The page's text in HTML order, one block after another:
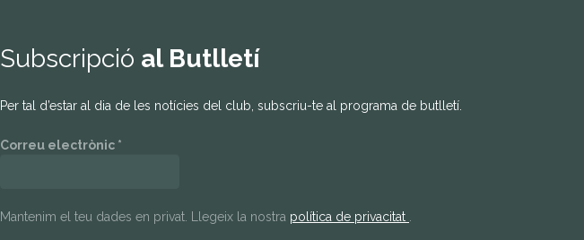
Subscripció al Butlletí
Per tal d’estar al dia de les notícies del club, subscriu-te al programa de butlletí.
Correu electrònic *
Mantenim el teu dades en privat. Llegeix la nostra política de privacitat .